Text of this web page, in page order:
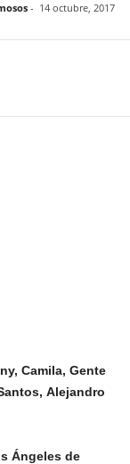
- 14 octubre, 2017
Camila, Gente
Alejandro
Ángeles de